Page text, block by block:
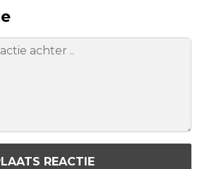
REACTIE